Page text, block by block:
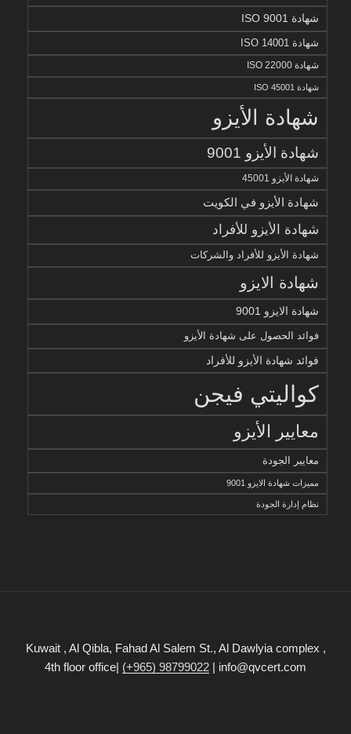
شهادة ISO 9001
شهادة ISO 14001
شهادة ISO 22000
شهادة ISO 45001
شهادة الأيزو
شهادة الأيزو 9001
شهادة الأيزو 45001
شهادة الأيزو في الكويت
شهادة الأيزو للأفراد
شهادة الأيزو للأفراد والشركات
شهادة الايزو
شهادة الايزو 9001
فوائد الحصول على شهادة الأيزو
فوائد شهادة الأيزو للأفراد
كواليتي فيجن
معايير الأيزو
معايير الجودة
مميزات شهادة الايزو 9001
نظام إدارة الجودة
Kuwait , Al Qibla, Fahad Al Salem St., Al Dawlyia complex ,
4th floor office| (+965) 98799022 | info@qvcert.com